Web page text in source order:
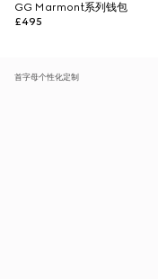
GG Marmont系列钱包
£495
首字母个性化定制